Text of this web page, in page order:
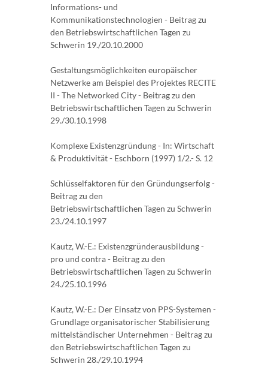
Informations- und
Kommunikationstechnologien - Beitrag zu
den Betriebswirtschaftlichen Tagen zu
Schwerin 19./20.10.2000
Gestaltungsmöglichkeiten europäischer
Netzwerke am Beispiel des Projektes RECITE
II - The Networked City - Beitrag zu den
Betriebswirtschaftlichen Tagen zu Schwerin
29./30.10.1998
Komplexe Existenzgründung - In: Wirtschaft
& Produktivität - Eschborn (1997) 1/2.- S. 12
Schlüsselfaktoren für den Gründungserfolg -
Beitrag zu den
Betriebswirtschaftlichen Tagen zu Schwerin
23./24.10.1997
Kautz, W.-E.: Existenzgründerausbildung -
pro und contra - Beitrag zu den
Betriebswirtschaftlichen Tagen zu Schwerin
24./25.10.1996
Kautz, W.-E.: Der Einsatz von PPS-Systemen -
Grundlage organisatorischer Stabilisierung
mittelständischer Unternehmen - Beitrag zu
den Betriebswirtschaftlichen Tagen zu
Schwerin 28./29.10.1994